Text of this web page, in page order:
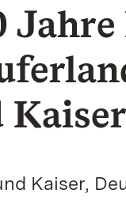
Jahre
Kaiser,